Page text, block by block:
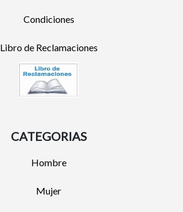
Condiciones
Libro de Reclamaciones
CATEGORIAS
Hombre
Mujer